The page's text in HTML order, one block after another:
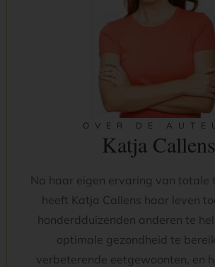
OVER DE
Katja Callens
Na haar eigen ervaring van totale
heeft Katja Callens haar leven
honderdduizenden anderen te
optimale gezondheid te
verbeterende eetgewoonten, en